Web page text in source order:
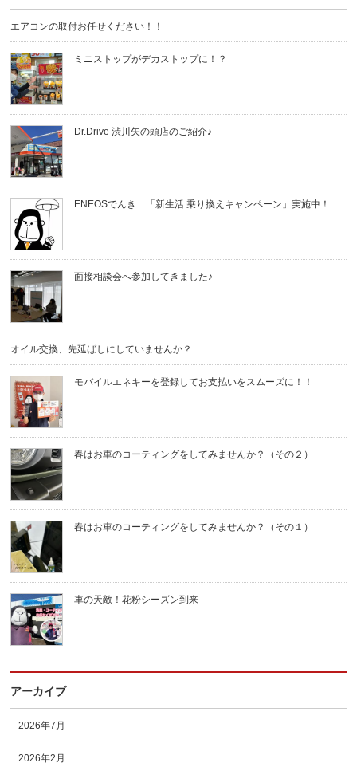
エアコンの取付お任せください！！
ミニストップがデカストップに！？
Dr.Drive 渋川矢の頭店のご紹介♪
ENEOSでんき 「新生活 乗り換えキャンペーン」実施中！
面接相談会へ参加してきました♪
オイル交換、先延ばしにしていませんか？
モバイルエネキーを登録してお支払いをスムーズに！！
春はお車のコーティングをしてみませんか？（その２）
春はお車のコーティングをしてみませんか？（その１）
車の天敵！花粉シーズン到来
アーカイブ
2026年7月
2026年2月